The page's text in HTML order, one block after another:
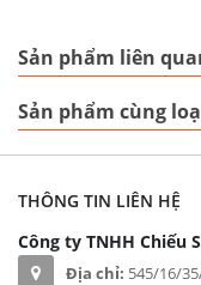
Sản phẩm liên
Sản phẩm cùng
THÔNG TIN LIÊN HỆ
Công ty TNHH Chiếu
Địa chỉ: 545/16/